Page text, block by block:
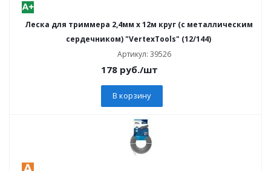
Леска для триммера 2,4мм х 12м круг (с металлическим
сердечником) "VertexTools" (12/144)
Артикул: 39526
178 руб./шт
В корзину